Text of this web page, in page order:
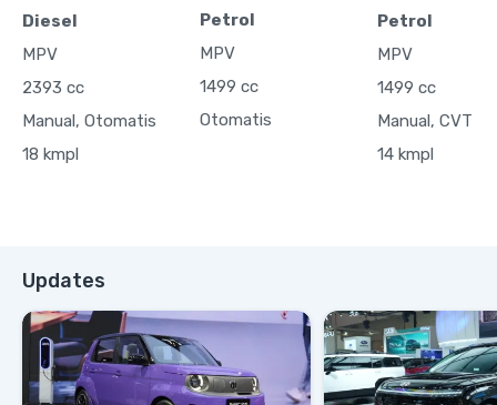
Diesel
MPV
2393 cc
Manual, Otomatis
18 kmpl
Petrol
MPV
1499 cc
Otomatis
Petrol
MPV
1499 cc
Manual, CVT
14 kmpl
Updates